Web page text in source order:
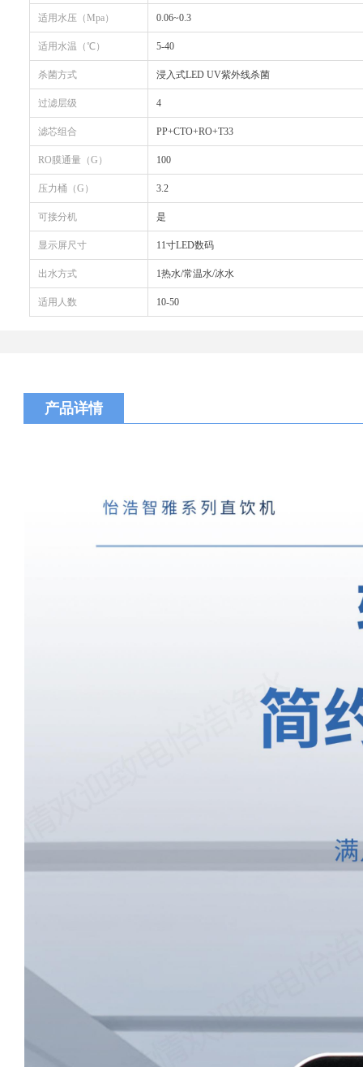
适用水压（Mpa） 0.06~0.3
适用水温（℃） 5-40
杀菌方式 浸入式LED UV紫外线杀菌
过滤层级 4
滤芯组合 PP+CTO+RO+T33
RO膜通量（G） 100
压力桶（G） 3.2
可接分机 是
显示屏尺寸 11寸LED数码
出水方式 1热水/常温水/冰水
适用人数 10-50
产品详情